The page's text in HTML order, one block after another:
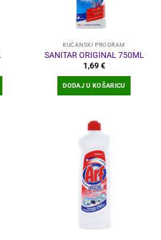
KUĆANSKI PROGRAM
SANITAR ORIGINAL 750ML
1,69€
DODAJ U KOŠARICU